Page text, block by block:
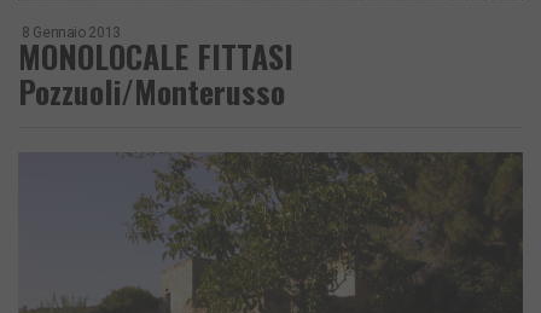
8 Gennaio 2013
MONOLOCALE FITTASI
Pozzuoli/Monterusso